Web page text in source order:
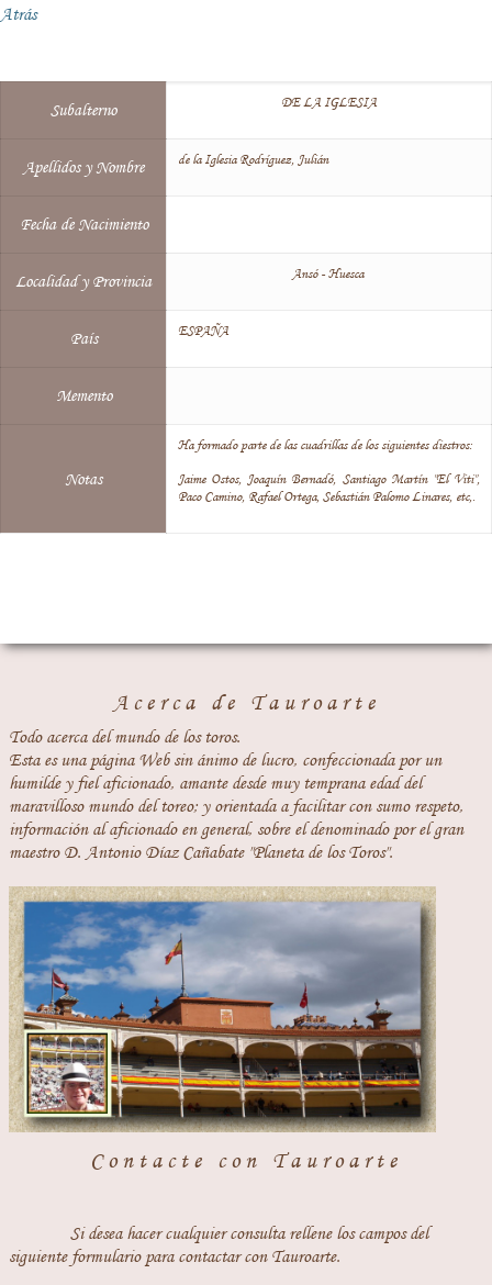
Atrás
Subalterno DE LA IGLESIA
Apellidos y Nombre de la Iglesia Rodríguez, Julián
Fecha de Nacimiento
Localidad y Provincia Ansó - Huesca
País ESPAÑA
Memento
Notas
Ha formado parte de las cuadrillas de los siguientes diestros:
Jaime Ostos, Joaquín Bernadó, Santiago Martín "El Viti",
Paco Camino, Rafael Ortega, Sebastián Palomo Linares, etc,.
Acerca de Tauroarte
Todo acerca del mundo de los toros.
Esta es una página Web sin ánimo de lucro, confeccionada por un
humilde y fiel aficionado, amante desde muy temprana edad del
maravilloso mundo del toreo; y orientada a facilitar con sumo respeto,
información al aficionado en general, sobre el denominado por el gran
maestro D. Antonio Díaz Cañabate "Planeta de los Toros".
Contacte con Tauroarte
Si desea hacer cualquier consulta rellene los campos del
siguiente formulario para contactar con Tauroarte.